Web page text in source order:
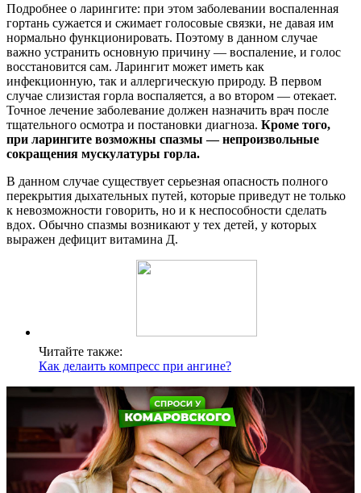
Подробнее о ларингите: при этом заболевании воспаленная
гортань сужается и сжимает голосовые связки, не давая им
нормально функционировать. Поэтому в данном случае
важно устранить основную причину — воспаление, и голос
восстановится сам. Ларингит может иметь как
инфекционную, так и аллергическую природу. В первом
случае слизистая горла воспаляется, а во втором — отекает.
Точное лечение заболевание должен назначить врач после
тщательного осмотра и постановки диагноза. Кроме того,
при ларингите возможны спазмы — непроизвольные
сокращения мускулатуры горла.
В данном случае существует серьезная опасность полного
перекрытия дыхательных путей, которые приведут не только
к невозможности говорить, но и к неспособности сделать
вдох. Обычно спазмы возникают у тех детей, у которых
выражен дефицит витамина Д.
Читайте также:
Как делаить компресс при ангине?